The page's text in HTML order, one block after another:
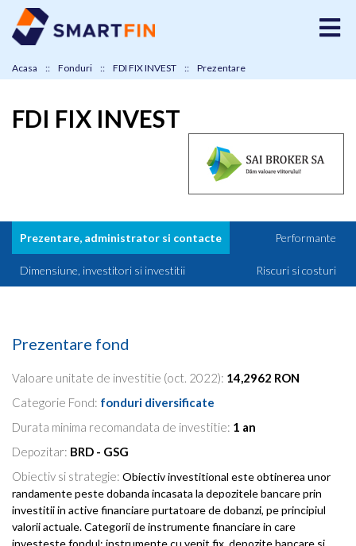
Acasa Fonduri FDI FIX INVEST Prezentare
FDI FIX INVEST
Prezentare, administrator si contacte Performante
Dimensiune, investitori si investitii Riscuri si costuri
Prezentare fond
Valoare unitate de investitie (oct. 2022): 14,2962 RON
Categorie Fond: fonduri diversificate
Durata minima recomandata de investitie: 1 an
Depozitar: BRD - GSG
Obiectiv si strategie: Obiectiv investitional este obtinerea unor
randamente peste dobanda incasata la depozitele bancare prin
investitii in active financiare purtatoare de dobanzi, pe principiul
valorii actuale. Categorii de instrumente financiare in care
investeste fondul: instrumente cu venit fix, depozite bancare si